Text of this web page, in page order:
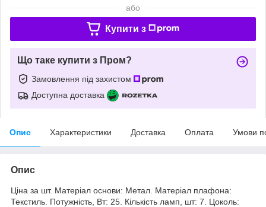
або
Купити з
Що таке купити з Пром?
Замовлення під захистом
Доступна доставка
Опис Характеристики Доставка Оплата Умови
Опис
Ціна за шт. Матеріал основи: Метал. Матеріал плафона:
Текстиль. Потужність, Вт: 25. Кількість ламп, шт: 7. Цоколь: